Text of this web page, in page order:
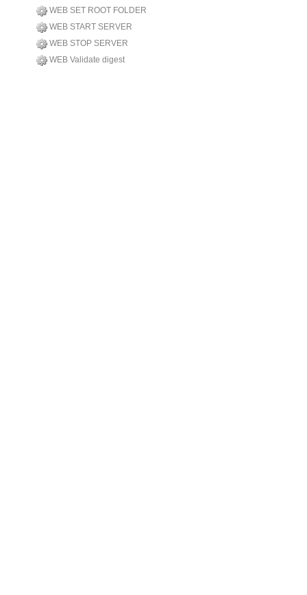
WEB SET ROOT FOLDER
WEB START SERVER
WEB STOP SERVER
WEB Validate digest